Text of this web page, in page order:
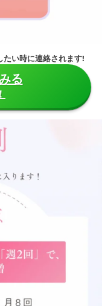
い時に連絡されます!
る